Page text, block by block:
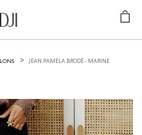
JEAN PAMELA BRODÉ - MARINE